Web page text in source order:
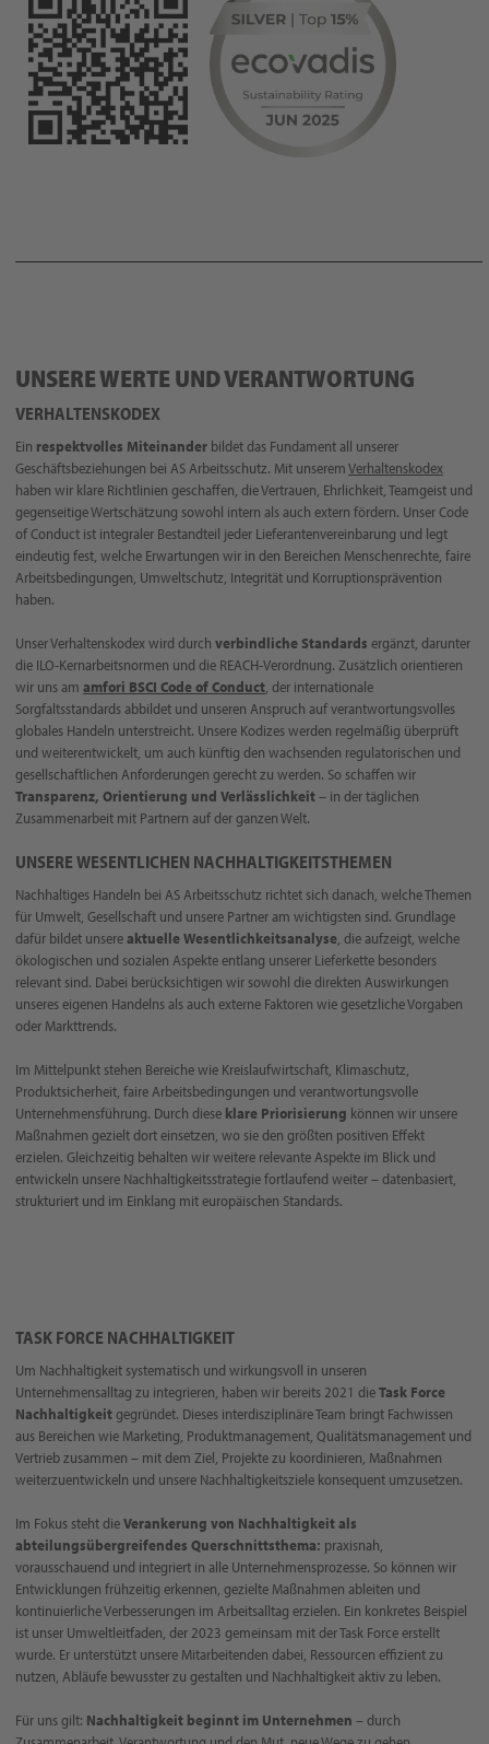
UNSERE WERTE UND VERANTWORTUNG
VERHALTENSKODEX
Ein respektvolles Miteinander bildet das Fundament all unserer
Geschäftsbeziehungen bei AS Arbeitsschutz. Mit unseremVerhaltenskodex
haben wir klare Richtlinien geschaffen, die Vertrauen, Ehrlichkeit, Teamgeist und
gegenseitige Wertschätzung sowohl intern als auch extern fördern. Unser Code
of Conduct ist integraler Bestandteil jeder Lieferantenvereinbarung und legt
eindeutig fest, welche Erwartungen wir in den Bereichen Menschenrechte, faire
Arbeitsbedingungen, Umweltschutz, Integrität und Korruptionsprävention
haben.
Unser Verhaltenskodex wird durch verbindliche Standards ergänzt, darunter
die ILO-Kernarbeitsnormen und die REACH-Verordnung. Zusätzlich orientieren
wir uns am amfori BSCI Code of Conduct, der internationale
Sorgfaltsstandards abbildet und unseren Anspruch auf verantwortungsvolles
globales Handeln unterstreicht. Unsere Kodizes werden regelmäßig überprüft
und weiterentwickelt, um auch künftig den wachsenden regulatorischen und
gesellschaftlichen Anforderungen gerecht zu werden. So schaffen wir
Transparenz, Orientierung und Verlässlichkeit– in der täglichen
Zusammenarbeit mit Partnern auf der ganzen Welt.
UNSERE WESENTLICHEN NACHHALTIGKEITSTHEMEN
Nachhaltiges Handeln bei AS Arbeitsschutz richtet sich danach, welche Themen
für Umwelt, Gesellschaft und unsere Partner am wichtigsten sind. Grundlage
dafür bildet unsereaktuelle Wesentlichkeitsanalyse, die aufzeigt, welche
ökologischen und sozialen Aspekte entlang unserer Lieferkette besonders
relevant sind. Dabei berücksichtigen wir sowohl die direkten Auswirkungen
unseres eigenen Handelns als auch externe Faktoren wie gesetzliche Vorgaben
oder Markttrends.
Im Mittelpunkt stehen Bereiche wie Kreislaufwirtschaft, Klimaschutz,
Produktsicherheit, faire Arbeitsbedingungen und verantwortungsvolle
Unternehmensführung. Durch diese klare Priorisierung können wir unsere
Maßnahmen gezielt dort einsetzen, wo sie den größten positiven Effekt
erzielen. Gleichzeitig behalten wir weitere relevante Aspekte im Blick und
entwickeln unsere Nachhaltigkeitsstrategie fortlaufend weiter – datenbasiert,
strukturiert und im Einklang mit europäischen Standards.
TASK FORCE NACHHALTIGKEIT
Um Nachhaltigkeit systematisch und wirkungsvoll in unseren
Unternehmensalltag zu integrieren, haben wir bereits 2021 dieTask Force
Nachhaltigkeitgegründet. Dieses interdisziplinäre Team bringt Fachwissen
aus Bereichen wie Marketing, Produktmanagement, Qualitätsmanagement und
Vertrieb zusammen – mit dem Ziel, Projekte zu koordinieren, Maßnahmen
weiterzuentwickeln und unsere Nachhaltigkeitsziele konsequent umzusetzen.
Im Fokus steht dieVerankerung von Nachhaltigkeit als
abteilungsübergreifendes Querschnittsthema: praxisnah,
vorausschauend und integriert in alle Unternehmensprozesse. So können wir
Entwicklungen frühzeitig erkennen, gezielte Maßnahmen ableiten und
kontinuierliche Verbesserungen im Arbeitsalltag erzielen. Ein konkretes Beispiel
ist unser Umweltleitfaden, der 2023 gemeinsam mit der Task Force erstellt
wurde. Er unterstützt unsere Mitarbeitenden dabei, Ressourcen effizient zu
nutzen, Abläufe bewusster zu gestalten und Nachhaltigkeit aktiv zu leben.
Für uns gilt: Nachhaltigkeit beginnt im Unternehmen – durch